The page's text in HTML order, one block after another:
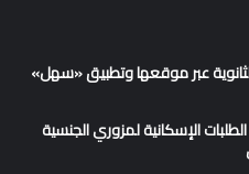
للثانوية عبر موقعها وتطبيق «سهل»
الإسكانية لمزوري الجنسية